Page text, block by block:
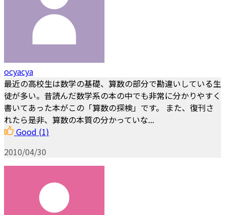
ocyacya
最近の高校生は数学の基礎、算数の部分で勘違いしている生
徒が多い。昔読んだ数学系の本の中でも非常に分かりやすく
書いてあった本がこの「算数の探検」です。 また、復刊さ
れたら是非、算数の本質の分かっていな...
Good (1)
2010/04/30